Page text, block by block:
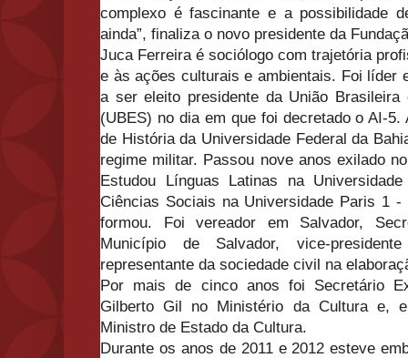
complexo é fascinante e a possibilidade
ainda”, finaliza o novo presidente da
Juca Ferreira é sociólogo com trajetória
e às ações culturais e ambientais. Foi líder
a ser eleito presidente da União Brasileira
(UBES) no dia em que foi decretado o AI-
de História da Universidade Federal da
regime militar. Passou nove anos exilado
Estudou Línguas Latinas na
Ciências Sociais na Universidade Paris 1 -
formou. Foi vereador em Salvador,
Município de Salvador, vice-
representante da sociedade civil na
Por mais de cinco anos foi Secretário
Gilberto Gil no Ministério da Cultura e,
Ministro de Estado da Cultura.
Durante os anos de 2011 e 2012 esteve